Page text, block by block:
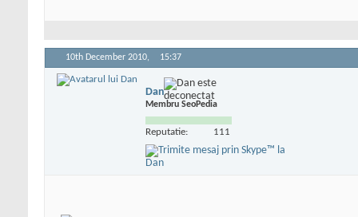
10th December 2010, 15:37
Dan
Membru SeoPedia
Reputatie: 111